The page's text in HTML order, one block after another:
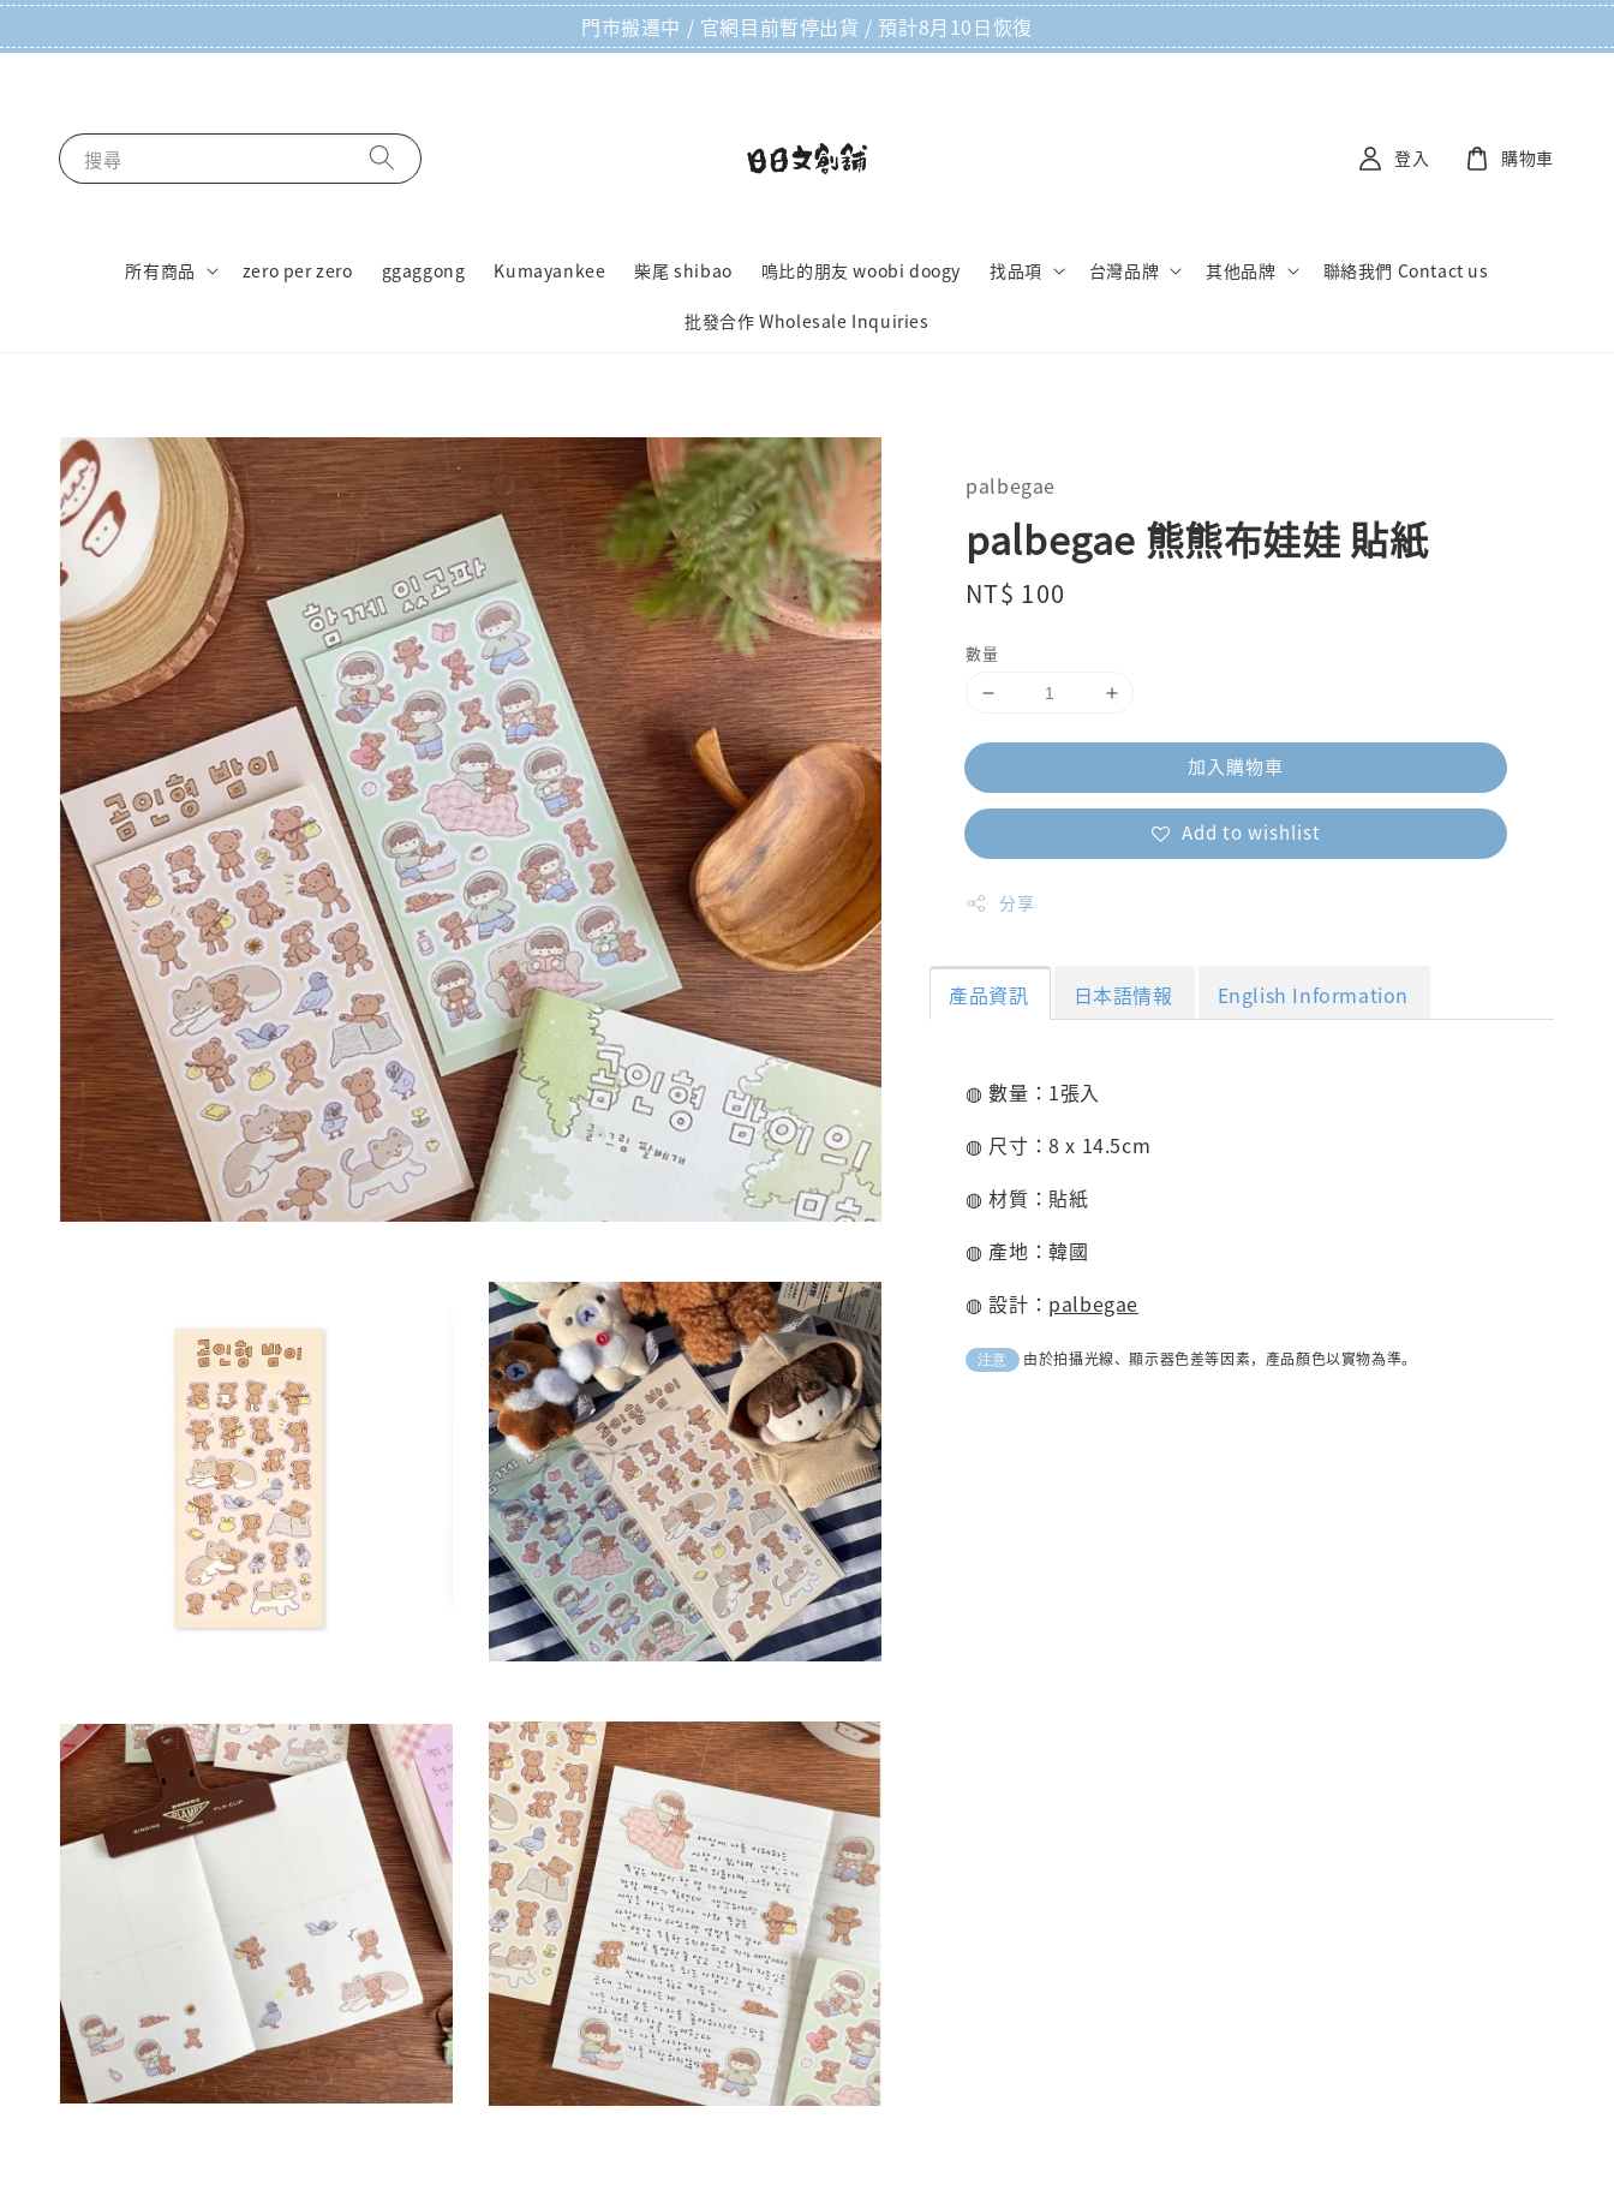
門市搬遷中 / 官網目前暫停出貨 / 預計8月10日恢復
搜尋
所有商品 zero per zero ggaggong Kumayankee 柴尾 shibao 嗚比的朋友 woobi doogy 找品項 台灣品牌 其他品牌 聯絡我們 Contact us
批發合作 Wholesale Inquiries
登入 購物車
palbegae
palbegae 熊熊布娃娃 貼紙
Regular
NT$ 100
數量
加入購物車
Add to wishlist
分享
產品資訊 日本語情報 English Information
◍ 數量：1張入
◍ 尺寸：8 x 14.5cm
◍ 材質：貼紙
◍ 產地：韓國
◍ 設計： palbegae
注意 由於拍攝光線、顯示器色差等因素，產品顏色以實物為準。